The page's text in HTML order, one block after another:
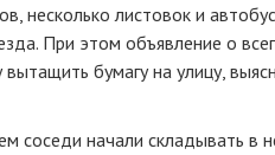
несколько листовок и
При этом объявление о
бумагу на улицу,
соседи начали складывать в